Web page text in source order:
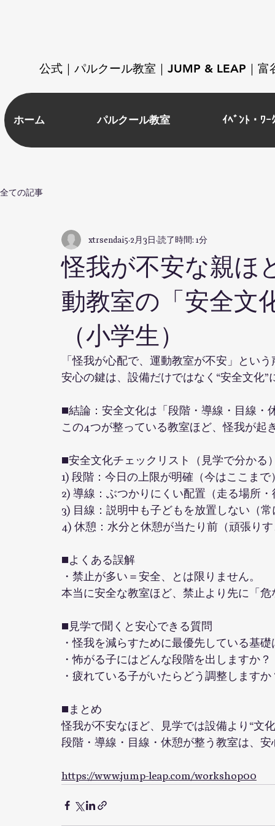
公式｜パルクール教室｜JUMP & LEAP｜
ホーム パルクール教室 ｲﾍﾞﾝﾄ・ﾜｰ
全ての記事
怪我が不安な親ほ
動教室の「安全文
（小学生）
xtrsendai5 2月3日 読了時間: 1分
「怪我が心配で、運動教室が不安」とい
安心の鍵は、設備だけではなく“安全文化”
■結論：安全文化は「段階・導線・目線・
この4つが整っている教室ほど、怪我が起
■安全文化チェックリスト（見学で分かる
1) 段階：今日の上限が明確（今はここまで
2) 導線：ぶつかりにくい配置（走る場所
3) 目線：説明中も子どもを放置しない（
4) 休憩：水分と休憩が当たり前（頑張り
■よくある誤解
・禁止が多い＝安全、とは限りません。
本当に安全な教室ほど、禁止より先に「
■見学で聞くと安心できる質問
・怪我を減らすために最優先している基
・怖がる子にはどんな段階を出しますか？
・疲れている子がいたらどう調整しますか
■まとめ
怪我が不安なほど、見学では設備より“文
段階・導線・目線・休憩が整う教室は、
https://www.jump-leap.com/workshop00